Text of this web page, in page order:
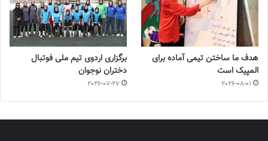
هدف ما ساختن تیمی آماده برای
المپیک است
2026-08-01
برگزاری اردوی تیم ملی فوتبال
دختران نوجوان
2026-07-27